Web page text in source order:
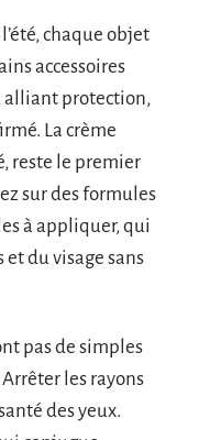
chaque objet
accessoires
alliant protection,
La crème
reste le premier
sur des formules
à appliquer, qui
du visage sans
pas de simples
Arrêter les rayons
des yeux.